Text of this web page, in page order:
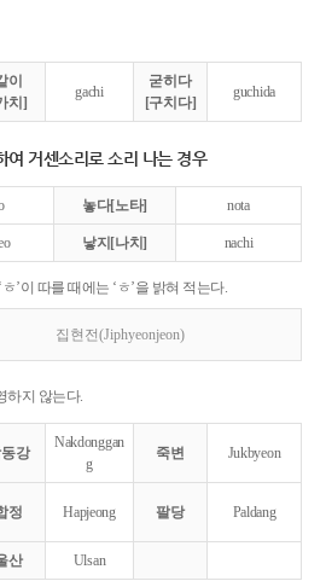
이
치]
gachi
굳히다
[구치다]
guchida
여 거센소리로 소리 나는 경우
놓다[노타] nota
낳지[나치] nachi
’이 따를 때에는 ‘ㅎ’을 밝혀 적는다.
집현전(Jiphyeonjeon)
하지 않는다.
강
Nakdonggan
g
죽변 Jukbyeon
정 Hapjeong 팔당 Paldang
산 Ulsan